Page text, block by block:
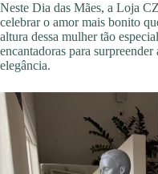
Neste Dia das Mães, a Loja
celebrar o amor mais bonito
altura dessa mulher tão
encantadoras para
elegância.